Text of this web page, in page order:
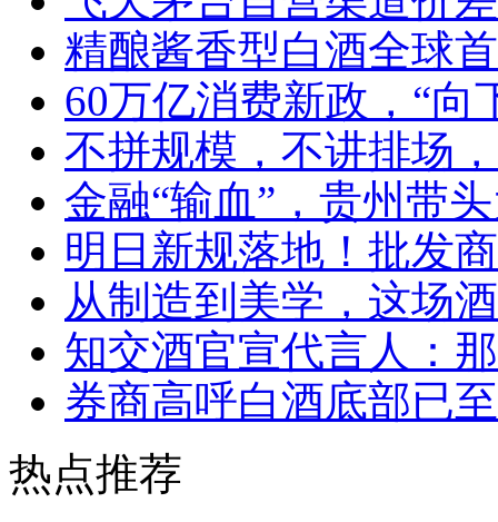
精酿酱香型白酒全球
60万亿消费新政，“向
不拼规模，不讲排场
金融“输血”，贵州带
明日新规落地！批发
从制造到美学，这场
知交酒官宣代言人：
券商高呼白酒底部已
热点推荐